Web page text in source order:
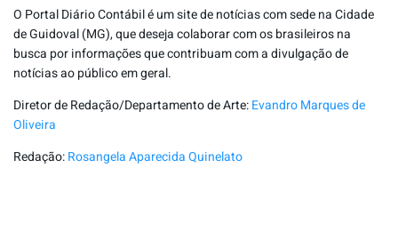
O Portal Diário Contábil é um site de notícias com sede na Cidade
de Guidoval (MG), que deseja colaborar com os brasileiros na
busca por informações que contribuam com a divulgação de
notícias ao público em geral.
Diretor de Redação/Departamento de Arte:Evandro Marques de
Oliveira
Redação:Rosangela Aparecida Quinelato